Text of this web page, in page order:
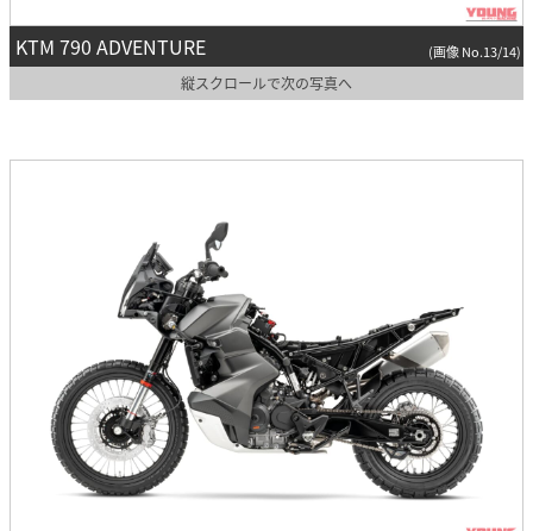
KTM 790 ADVENTURE (画像 No.13/14)
縦スクロールで次の写真へ